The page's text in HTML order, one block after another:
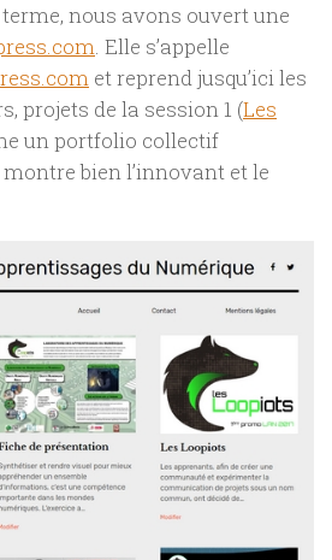
nous avons ouvert une
. Elle s’appelle
et reprend jusqu’ici les
projets de la session 1 (Les
un portfolio collectif
bien l’innovant et le